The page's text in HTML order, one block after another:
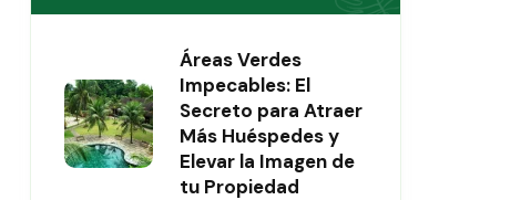
Áreas Verdes
Impecables: El
Secreto para Atraer
Más Huéspedes y
Elevar la Imagen de
tu Propiedad